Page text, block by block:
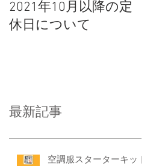
2021年10月以降の定
休日について
最新記事
空調服スターターキット